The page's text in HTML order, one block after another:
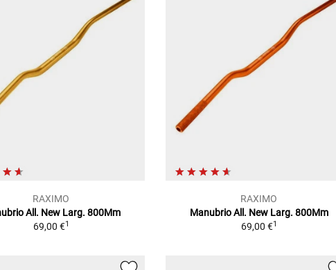
RAXIMO
All. New Larg. 800Mm
69,00 €1
RAXIMO
Manubrio All. New Larg. 800Mm
69,00 €1